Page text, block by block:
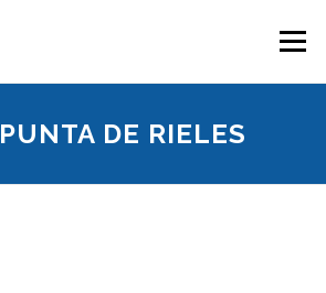
Menú
PUNTA DE RIELES